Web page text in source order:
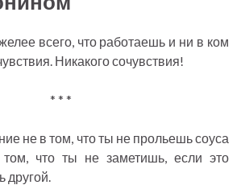
всего, что работаешь и ни в ком
Никакого сочувствия!
* * *
не в том, что ты не прольешь соуса
что ты не заметишь, если это
другой.